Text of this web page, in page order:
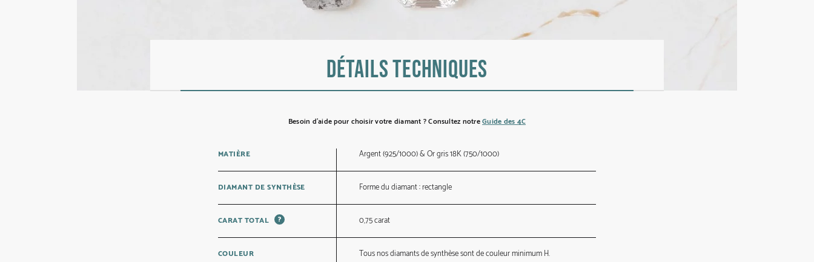
Détails techniques
Besoin d’aide pour choisir votre diamant ? Consultez notreGuide des 4C
MATIÈRE Argent (925/1000) & Or gris 18K (750/1000)
DIAMANT DE SYNTHÈSE Forme du diamant : rectangle
CARAT TOTAL ? 0,75 carat
COULEUR Tous nos diamants de synthèse sont de couleur minimum H.